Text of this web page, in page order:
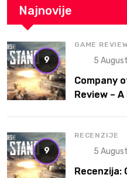
Najnovije
9
GAME
5
Company
Review –
9
RECENZIJE
5
Recenzija: